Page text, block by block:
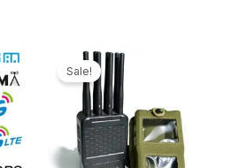
Sale!
Ursprünglicher
Preis
war:
799,00€